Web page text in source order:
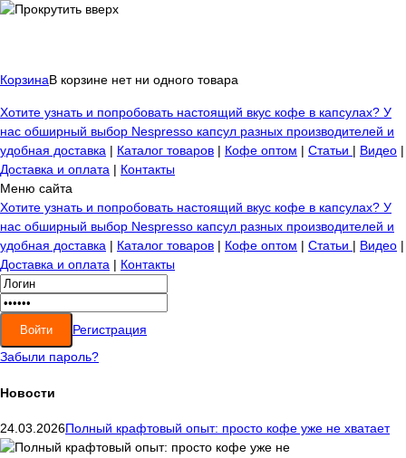
КорзинаВ корзине нет ни одного товара
Хотите узнать и попробовать настоящий вкус кофе в капсулах? У
нас обширный выбор Nespresso капсул разных производителей и
удобная доставка | Каталог товаров | Кофе оптом | Статьи | Видео |
Доставка и оплата | Контакты
Меню сайта
Хотите узнать и попробовать настоящий вкус кофе в капсулах? У
нас обширный выбор Nespresso капсул разных производителей и
удобная доставка | Каталог товаров | Кофе оптом | Статьи | Видео |
Доставка и оплата | Контакты
Регистрация
Забыли пароль?
Новости
24.03.2026Полный крафтовый опыт: просто кофе уже не хватает